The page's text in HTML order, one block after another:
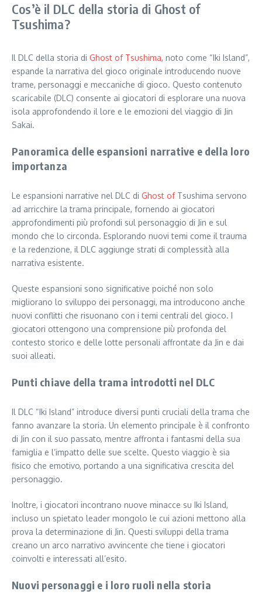
Cos’è il DLC della storia di Ghost of
Tsushima?
Il DLC della storia di Ghost of Tsushima, noto come “Iki Island”,
espande la narrativa del gioco originale introducendo nuove
trame, personaggi e meccaniche di gioco. Questo contenuto
scaricabile (DLC) consente ai giocatori di esplorare una nuova
isola approfondendo il lore e le emozioni del viaggio di Jin
Sakai.
Panoramica delle espansioni narrative e della loro
importanza
Le espansioni narrative nel DLC di Ghost ofTsushima servono
ad arricchire la trama principale, fornendo ai giocatori
approfondimenti più profondi sul personaggio di Jin e sul
mondo che lo circonda. Esplorando nuovi temi come il trauma
e la redenzione, il DLC aggiunge strati di complessità alla
narrativa esistente.
Queste espansioni sono significative poiché non solo
migliorano lo sviluppo dei personaggi, ma introducono anche
nuovi conflitti che risuonano con i temi centrali del gioco. I
giocatori ottengono una comprensione più profonda del
contesto storico e delle lotte personali affrontate da Jin e dai
suoi alleati.
Punti chiave della trama introdotti nel DLC
Il DLC “Iki Island” introduce diversi punti cruciali della trama che
fanno avanzare la storia. Un elemento principale è il confronto
di Jin con il suo passato, mentre affronta i fantasmi della sua
famiglia e l’impatto delle sue scelte. Questo viaggio è sia
fisico che emotivo, portando a una significativa crescita del
personaggio.
Inoltre, i giocatori incontrano nuove minacce su Iki Island,
incluso un spietato leader mongolo le cui azioni mettono alla
prova la determinazione di Jin. Questi sviluppi della trama
creano un arco narrativo avvincente che tiene i giocatori
coinvolti e interessati all’esito.
Nuovi personaggi e i loro ruoli nella storia